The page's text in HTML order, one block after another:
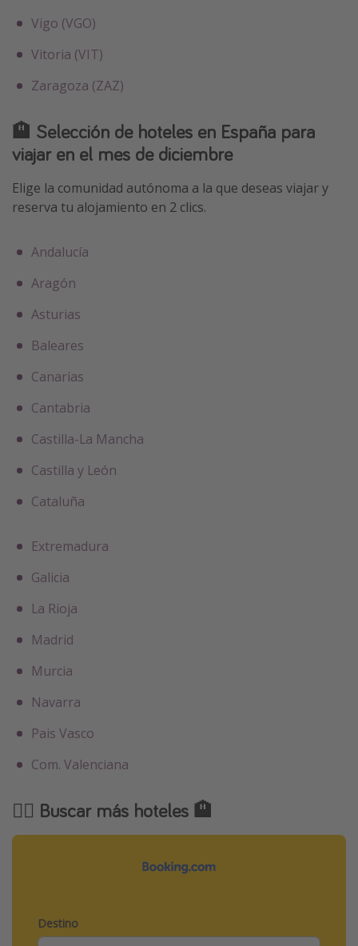
Vigo (VGO)
Vitoria (VIT)
Zaragoza (ZAZ)
🏨 Selección de hoteles en España para
viajar en el mes de diciembre
Elige la comunidad autónoma a la que deseas viajar y
reserva tu alojamiento en 2 clics.
Andalucía
Aragón
Asturias
Baleares
Canarias
Cantabria
Castilla-La Mancha
Castilla y León
Cataluña
Extremadura
Galicia
La Rioja
Madrid
Murcia
Navarra
Pais Vasco
Com. Valenciana
🕵️‍♂️ Buscar más hoteles 🏨
Destino